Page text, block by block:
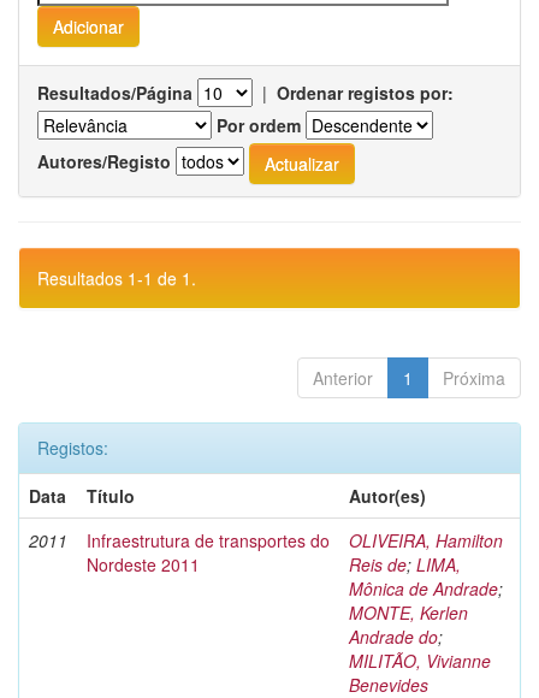
Resultados/Página | Ordenar registos por:
Por ordem
Autores/Registo
Resultados 1-1 de 1.
Anterior 1 Próxima
Registos:
Data
Título
Autor(es)
2011
Infraestrutura de transportes do
Nordeste 2011
OLIVEIRA, Hamilton
Reis de; LIMA,
Mônica de Andrade;
MONTE, Kerlen
Andrade do;
MILITÃO, Vivianne
Benevides